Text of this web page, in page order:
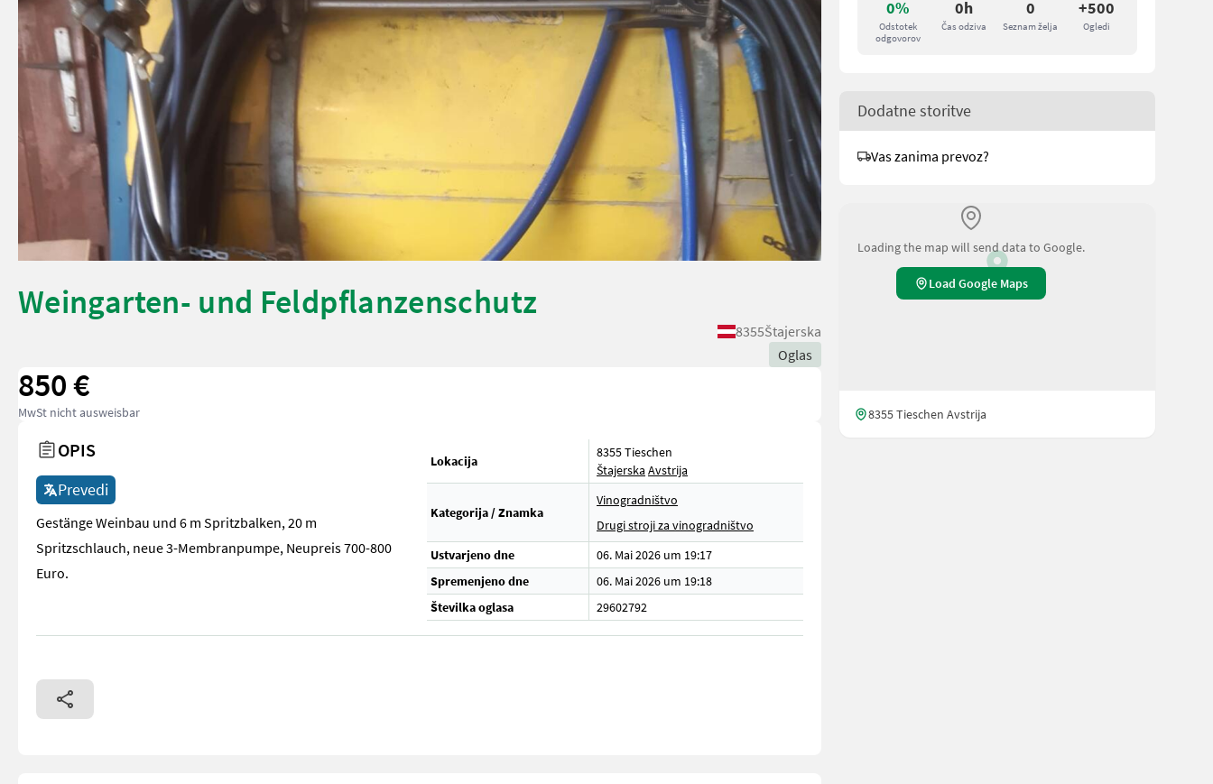
Weingarten- und Feldpflanzenschutz
Oglas
8355Štajerska
850 €
MwSt nicht ausweisbar
OPIS
Prevedi
Gestänge Weinbau und 6 m Spritzbalken, 20 m
Spritzschlauch, neue 3-Membranpumpe, Neupreis 700-800
Euro.
Lokacija
8355 Tieschen
Štajerska Avstrija
Kategorija / Znamka
Vinogradništvo
Drugi stroji za vinogradništvo
Ustvarjeno dne
06. Mai 2026 um 19:17
Spremenjeno dne
06. Mai 2026 um 19:18
Številka oglasa
29602792
0%
Odstotek
odgovorov
0h
Čas odziva
0
Seznam želja
+500
Ogledi
Dodatne storitve
Vas zanima prevoz?
Loading the map will send data to Google.
Load Google Maps
8355 Tieschen Avstrija